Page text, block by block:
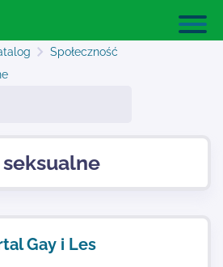
Społeczność
Gay i Les